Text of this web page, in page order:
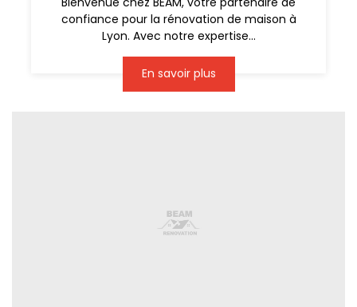
confiance pour la rénovation de maison à
Lyon. Avec notre expertise...
En savoir plus